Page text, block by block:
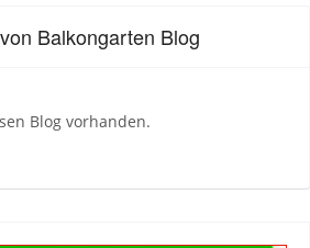
Balkongarten Blog
Blog vorhanden.